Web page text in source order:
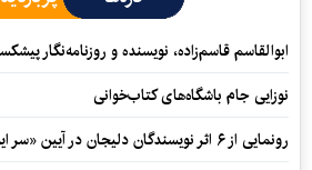
ابوالقاسم قاسم‌زاده، نویسنده و روزنامه‌نگار
نوزایی جام باشگاه‌های کتاب‌خوانی
رونمایی از ۶ اثر نویسندگان دلیجان در آیین «سر این قلم سلامت»